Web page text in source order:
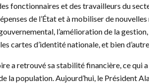
fonctionnaires et des travailleurs du
de l’État et à mobiliser de nouvelles
l’amélioration de la
cartes d’identité nationale, et bien
a retrouvé sa stabilité financière, ce qui
la population. Aujourd’hui, le Président